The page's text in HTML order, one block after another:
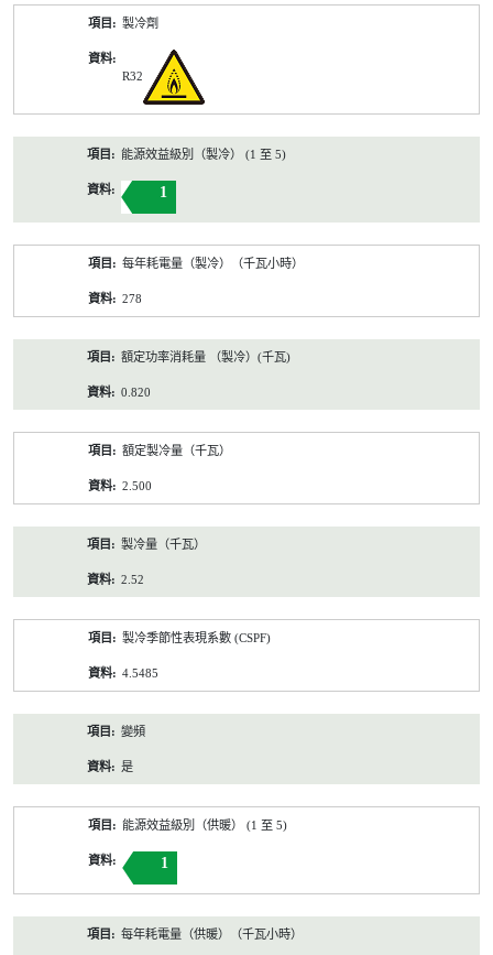
製冷劑
R32
能源效益級別（製冷） (1 至 5)
1
每年耗電量（製冷）（千瓦小時）
278
額定功率消耗量 （製冷）(千瓦)
0.820
額定製冷量（千瓦）
2.500
製冷量（千瓦）
2.52
製冷季節性表現系數 (CSPF)
4.5485
變頻
是
能源效益級別（供暖） (1 至 5)
1
每年耗電量（供暖）（千瓦小時）